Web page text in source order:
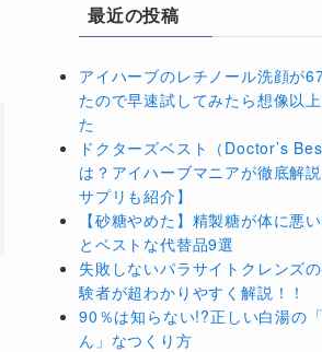
最近の投稿
アイハーブのレチノール洗顔が
たので早速試してみたら想像以
た
ドクターズベスト（Doctor’s
は？アイハーブマニアが徹底解
サプリも紹介】
【砂糖やめた】精製糖が体に悪
とベストな代替品9選
失敗しないパラサイトクレンズ
験者が超わかりやすく解説！！
90％は知らない!?正しい白湯の
ん」なつくり方